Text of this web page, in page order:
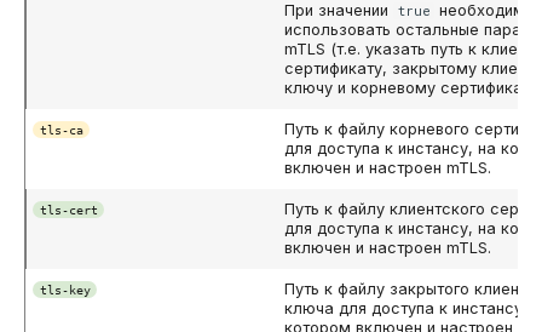
При значении true необходимо
использовать остальные
mTLS (т.е. указать путь к
сертификату, закрытому
ключу и корневому
tls-ca
Путь к файлу корневого
для доступа к инстансу, на
включен и настроен mTLS.
tls-cert
Путь к файлу клиентского
для доступа к инстансу, на
включен и настроен mTLS.
tls-key
Путь к файлу закрытого
ключа для доступа к инстансу,
котором включен и настроен